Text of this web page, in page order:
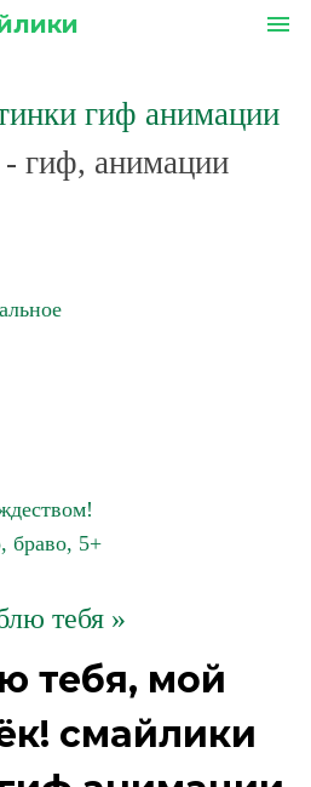
menu
гиф анимации
гиф, анимации
браво, 5+
тебя »
тебя, мой
смайлики